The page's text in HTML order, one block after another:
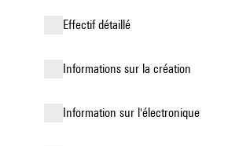
effectif détaillé
informations sur la création
Information sur l'électronique